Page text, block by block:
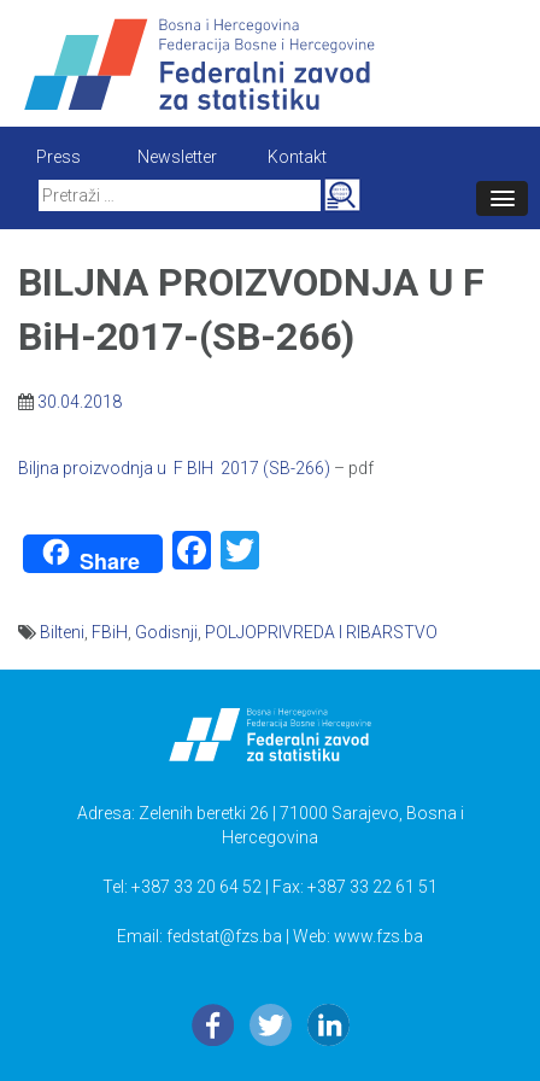
content
Press Newsletter
Kontakt
Search
for:
BILJNA PROIZVODNJA U F
BiH-2017-(SB-266)
30.04.2018
Biljna proizvodnja u F BIH 2017 (SB-266) – pdf
Share Facebook
Bilteni FBiH Godisnji POLJOPRIVREDA I RIBARSTVO
Adresa: Zelenih beretki 26 | 71000 Sarajevo, Bosna i
Hercegovina
Tel: +387 33 20 64 52 | Fax: +387 33 22 61 51
Email: fedstat@fzs.ba | Web: www.fzs.ba